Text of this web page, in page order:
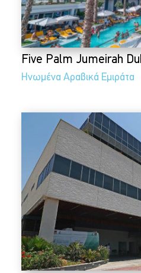
Five Palm Jumeirah
Ηνωμένα Αραβικά Εμιράτα